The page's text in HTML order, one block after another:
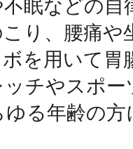
眠などの自
り、腰痛や
を用いて胃
チやスポ
る年齢の
池袋